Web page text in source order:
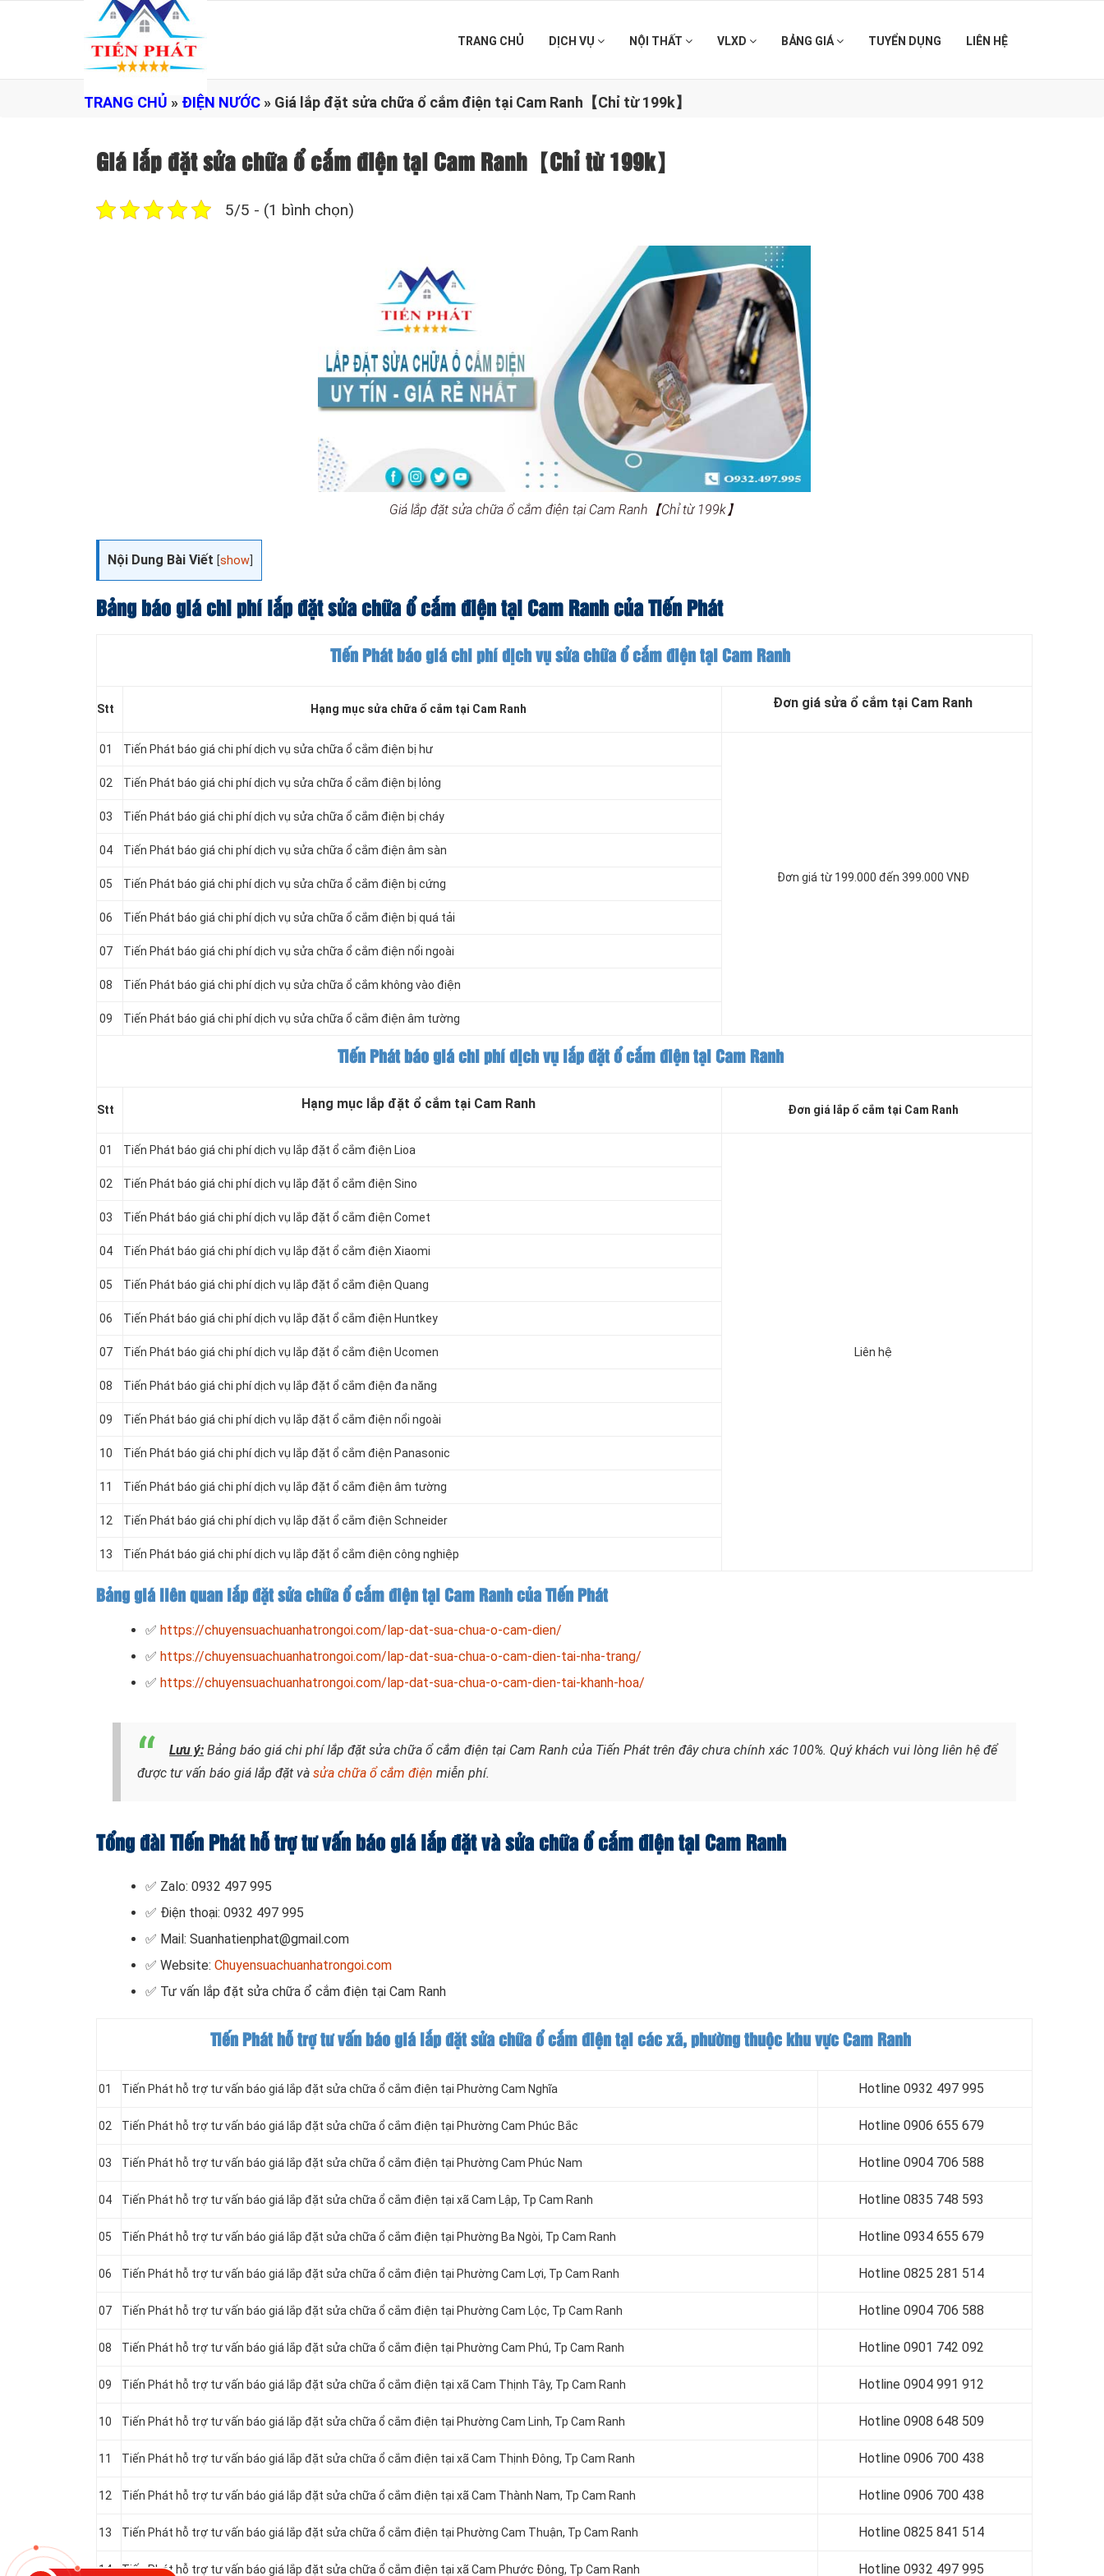
TRANG CHỦ DỊCH VỤ NỘI THẤT VLXD BẢNG GIÁ TUYỂN DỤNG LIÊN HỆ
TRANG CHỦ » ĐIỆN NƯỚC » Giá lắp đặt sửa chữa ổ cắm điện tại Cam Ranh【Chỉ từ 199k】
Giá lắp đặt sửa chữa ổ cắm điện tại Cam Ranh【Chỉ từ 199k】
5/5 - (1 bình chọn)
Giá lắp đặt sửa chữa ổ cắm điện tại Cam Ranh【Chỉ từ 199k】
Nội Dung Bài Viết [show
Bảng báo giá chi phí lắp đặt sửa chữa ổ cắm điện tại Cam Ranh của Tiến Phát
Tiến Phát báo giá chi phí dịch vụ sửa chữa ổ cắm điện tại Cam Ranh
Stt Hạng mục sửa chữa ổ cắm tại Cam Ranh Đơn giá sửa ổ cắm tại Cam Ranh
01 Tiến Phát báo giá chi phí dịch vụ sửa chữa ổ cắm điện bị hư
Đơn giá từ 199.000 đến 399.000 VNĐ
02 Tiến Phát báo giá chi phí dịch vụ sửa chữa ổ cắm điện bị lỏng
03 Tiến Phát báo giá chi phí dịch vụ sửa chữa ổ cắm điện bị cháy
04 Tiến Phát báo giá chi phí dịch vụ sửa chữa ổ cắm điện âm sàn
05 Tiến Phát báo giá chi phí dịch vụ sửa chữa ổ cắm điện bị cứng
06 Tiến Phát báo giá chi phí dịch vụ sửa chữa ổ cắm điện bị quá tải
07 Tiến Phát báo giá chi phí dịch vụ sửa chữa ổ cắm điện nổi ngoài
08 Tiến Phát báo giá chi phí dịch vụ sửa chữa ổ cắm không vào điện
09 Tiến Phát báo giá chi phí dịch vụ sửa chữa ổ cắm điện âm tường
Tiến Phát báo giá chi phí dịch vụ lắp đặt ổ cắm điện tại Cam Ranh
Stt Hạng mục lắp đặt ổ cắm tại Cam Ranh Đơn giá lắp ổ cắm tại Cam Ranh
01 Tiến Phát báo giá chi phí dịch vụ lắp đặt ổ cắm điện Lioa
Liên hệ
02 Tiến Phát báo giá chi phí dịch vụ lắp đặt ổ cắm điện Sino
03 Tiến Phát báo giá chi phí dịch vụ lắp đặt ổ cắm điện Comet
04 Tiến Phát báo giá chi phí dịch vụ lắp đặt ổ cắm điện Xiaomi
05 Tiến Phát báo giá chi phí dịch vụ lắp đặt ổ cắm điện Quang
06 Tiến Phát báo giá chi phí dịch vụ lắp đặt ổ cắm điện Huntkey
07 Tiến Phát báo giá chi phí dịch vụ lắp đặt ổ cắm điện Ucomen
08 Tiến Phát báo giá chi phí dịch vụ lắp đặt ổ cắm điện đa năng
09 Tiến Phát báo giá chi phí dịch vụ lắp đặt ổ cắm điện nổi ngoài
10 Tiến Phát báo giá chi phí dịch vụ lắp đặt ổ cắm điện Panasonic
11 Tiến Phát báo giá chi phí dịch vụ lắp đặt ổ cắm điện âm tường
12 Tiến Phát báo giá chi phí dịch vụ lắp đặt ổ cắm điện Schneider
13 Tiến Phát báo giá chi phí dịch vụ lắp đặt ổ cắm điện công nghiệp
Bảng giá liên quan lắp đặt sửa chữa ổ cắm điện tại Cam Ranh của Tiến Phát
✅ https://chuyensuachuanhatrongoi.com/lap-dat-sua-chua-o-cam-dien/
✅ https://chuyensuachuanhatrongoi.com/lap-dat-sua-chua-o-cam-dien-tai-nha-trang/
✅ https://chuyensuachuanhatrongoi.com/lap-dat-sua-chua-o-cam-dien-tai-khanh-hoa/
Lưu ý: Bảng báo giá chi phí lắp đặt sửa chữa ổ cắm điện tại Cam Ranh của Tiến Phát trên đây chưa chính xác 100%. Quý khách vui lòng liên hệ để
được tư vấn báo giá lắp đặt và sửa chữa ổ cắm điện miễn phí.
Tổng đài Tiến Phát hỗ trợ tư vấn báo giá lắp đặt và sửa chữa ổ cắm điện tại Cam Ranh
✅ Zalo: 0932 497 995
✅ Điện thoại: 0932 497 995
✅ Mail: Suanhatienphat@gmail.com
✅ Website: Chuyensuachuanhatrongoi.com
✅ Tư vấn lắp đặt sửa chữa ổ cắm điện tại Cam Ranh
Tiến Phát hỗ trợ tư vấn báo giá lắp đặt sửa chữa ổ cắm điện tại các xã, phường thuộc khu vực Cam Ranh
01 Tiến Phát hỗ trợ tư vấn báo giá lắp đặt sửa chữa ổ cắm điện tại Phường Cam Nghĩa Hotline 0932 497 995
02 Tiến Phát hỗ trợ tư vấn báo giá lắp đặt sửa chữa ổ cắm điện tại Phường Cam Phúc Bắc Hotline 0906 655 679
03 Tiến Phát hỗ trợ tư vấn báo giá lắp đặt sửa chữa ổ cắm điện tại Phường Cam Phúc Nam Hotline 0904 706 588
04 Tiến Phát hỗ trợ tư vấn báo giá lắp đặt sửa chữa ổ cắm điện tại xã Cam Lập, Tp Cam Ranh Hotline 0835 748 593
05 Tiến Phát hỗ trợ tư vấn báo giá lắp đặt sửa chữa ổ cắm điện tại Phường Ba Ngòi, Tp Cam Ranh Hotline 0934 655 679
06 Tiến Phát hỗ trợ tư vấn báo giá lắp đặt sửa chữa ổ cắm điện tại Phường Cam Lợi, Tp Cam Ranh Hotline 0825 281 514
07 Tiến Phát hỗ trợ tư vấn báo giá lắp đặt sửa chữa ổ cắm điện tại Phường Cam Lộc, Tp Cam Ranh Hotline 0904 706 588
08 Tiến Phát hỗ trợ tư vấn báo giá lắp đặt sửa chữa ổ cắm điện tại Phường Cam Phú, Tp Cam Ranh Hotline 0901 742 092
09 Tiến Phát hỗ trợ tư vấn báo giá lắp đặt sửa chữa ổ cắm điện tại xã Cam Thịnh Tây, Tp Cam Ranh Hotline 0904 991 912
10 Tiến Phát hỗ trợ tư vấn báo giá lắp đặt sửa chữa ổ cắm điện tại Phường Cam Linh, Tp Cam Ranh Hotline 0908 648 509
11 Tiến Phát hỗ trợ tư vấn báo giá lắp đặt sửa chữa ổ cắm điện tại xã Cam Thịnh Đông, Tp Cam Ranh Hotline 0906 700 438
12 Tiến Phát hỗ trợ tư vấn báo giá lắp đặt sửa chữa ổ cắm điện tại xã Cam Thành Nam, Tp Cam Ranh Hotline 0906 700 438
13 Tiến Phát hỗ trợ tư vấn báo giá lắp đặt sửa chữa ổ cắm điện tại Phường Cam Thuận, Tp Cam Ranh Hotline 0825 841 514
14 Tiến Phát hỗ trợ tư vấn báo giá lắp đặt sửa chữa ổ cắm điện tại xã Cam Phước Đông, Tp Cam Ranh Hotline 0932 497 995